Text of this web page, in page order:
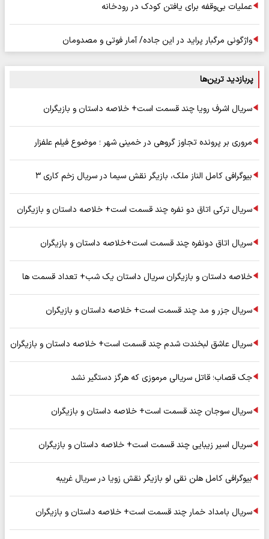
عملیات بی‌وقفه برای یافتن کودک در رودخانه
واژگونی مرگبار پراید در این جاده/ آمار فوتی و مصدومان
پربازدید ترین‌ها
سریال اشرف رویا چند قسمت است+ خلاصه داستان و بازیگران
مروری بر پرونده تجاوز گروهی در خمینی شهر ؛ موضوع فیلم علفزار
بیوگرافی کامل الناز ملک، بازیگر نقش سیما در سریال زخم کاری ۳
سریال ترکی اتاق دو نفره چند قسمت است+ خلاصه داستان و بازیگران
سریال اتاق دونفره چند قسمت است+خلاصه داستان و بازیگران
خلاصه داستان و بازیگران سریال داستان یک شب+ تعداد قسمت ها
سریال جزر و مد چند قسمت است+ خلاصه داستان و بازیگران
سریال عاشق لبخندت شدم چند قسمت است+ خلاصه داستان و بازیگران
جک قصاب؛ قاتل سریالی مرموزی که هرگز دستگیر نشد
سریال سوجان چند قسمت است+ خلاصه داستان و بازیگران
سریال اسیر زیبایی چند قسمت است+ خلاصه داستان و بازیگران
بیوگرافی کامل هلن نقی لو بازیگر نقش زویا در سریال غریبه
سریال بامداد خمار چند قسمت است+ خلاصه داستان و بازیگران